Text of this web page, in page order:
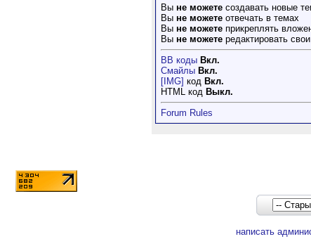
Вы не можете создавать новые
Вы не можете отвечать в темах
Вы не можете прикреплять
Вы не можете редактировать
BB коды Вкл.
Смайлы Вкл.
[IMG] код Вкл.
HTML код Выкл.
Forum Rules
написать